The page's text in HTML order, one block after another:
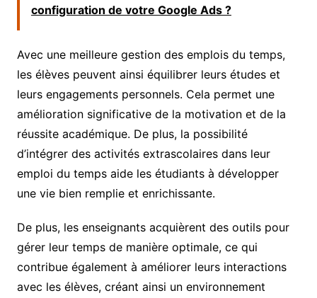
configuration de votre Google Ads ?
Avec une meilleure gestion des emplois du temps,
les élèves peuvent ainsi équilibrer leurs études et
leurs engagements personnels. Cela permet une
amélioration significative de la motivation et de la
réussite académique. De plus, la possibilité
d’intégrer des activités extrascolaires dans leur
emploi du temps aide les étudiants à développer
une vie bien remplie et enrichissante.
De plus, les enseignants acquièrent des outils pour
gérer leur temps de manière optimale, ce qui
contribue également à améliorer leurs interactions
avec les élèves, créant ainsi un environnement